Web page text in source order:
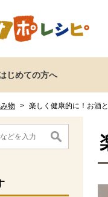
じめての方へ
物 > 楽しく健康的に！お酒
メニューです。
ーここまで。
。